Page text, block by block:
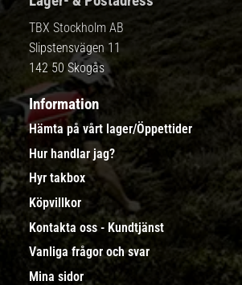
TBX Stockholm AB
Slipstensvägen 11
142 50 Skogås
Information
Hämta på vårt lager/Öppettider
Hur handlar jag?
Hyr takbox
Köpvillkor
Kontakta oss - Kundtjänst
Vanliga frågor och svar
Mina sidor